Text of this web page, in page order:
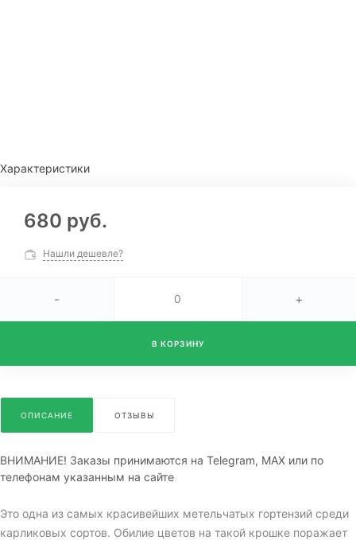
Характеристики
680 руб.
Нашли дешевле?
- +
В КОРЗИНУ
ОПИСАНИЕ ОТЗЫВЫ
ВНИМАНИЕ! Заказы принимаются на Telegram, MAX или по
телефонам указанным на сайте
Это одна из самых красивейших метельчатых гортензий среди
карликовых сортов. Обилие цветов на такой крошке поражает